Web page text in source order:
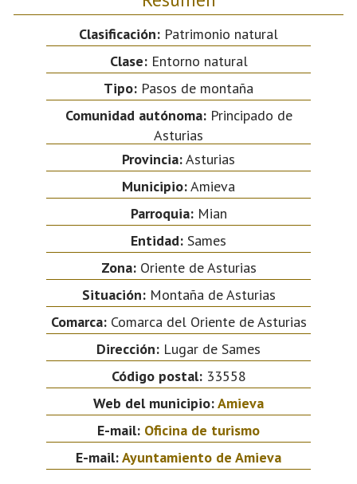
Clasificación: Patrimonio natural
Clase:Entorno natural
Tipo: Pasos de montaña
Comunidad autónoma:Principado de
Asturias
Provincia:Asturias
Municipio:Amieva
Parroquia:Mian
Entidad: Sames
Zona:Oriente de Asturias
Situación:Montaña de Asturias
Comarca:Comarca del Oriente de Asturias
Dirección: Lugar de Sames
Código postal:33558
Web del municipio:Amieva
E-mail: Oficina de turismo
E-mail:Ayuntamiento de Amieva